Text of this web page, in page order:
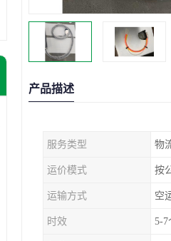
产品描述
服务类型 物
运价模式 按
运输方式 空
时效 5-7